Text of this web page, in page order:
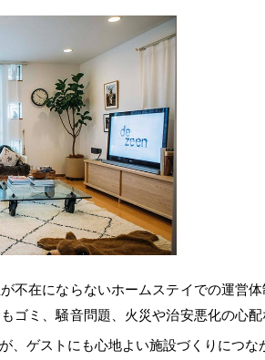
不在にならないホームステイでの運営
ゴミ、騒音問題、火災や治安悪化の心配
、ゲストにも心地よい施設づくりにつな